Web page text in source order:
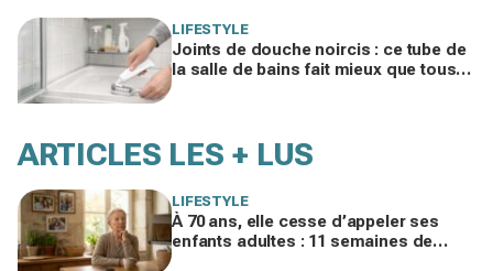
LIFESTYLE
Joints de douche noircis : ce tube de
la salle de bains fait mieux que tous
ARTICLES LES + LUS
LIFESTYLE
À 70 ans, elle cesse d’appeler ses
enfants adultes : 11 semaines de